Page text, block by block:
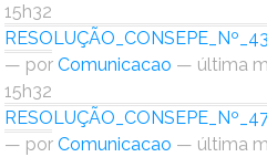
Ministério do Meio Ambiente
Ministério do Esporte
Ministério do Turismo
15h32
— por Comunicacao — última
15h32
— por Comunicacao — última